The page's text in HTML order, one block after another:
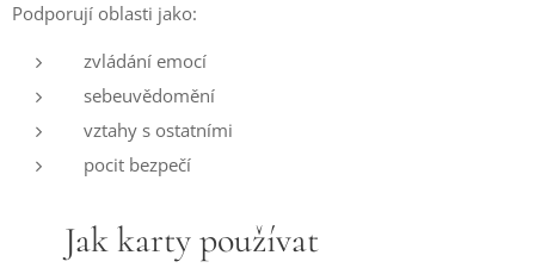
Podporují oblasti jako:
zvládání emocí
sebeuvědomění
vztahy s ostatními
pocit bezpečí
✨ Jak karty používat